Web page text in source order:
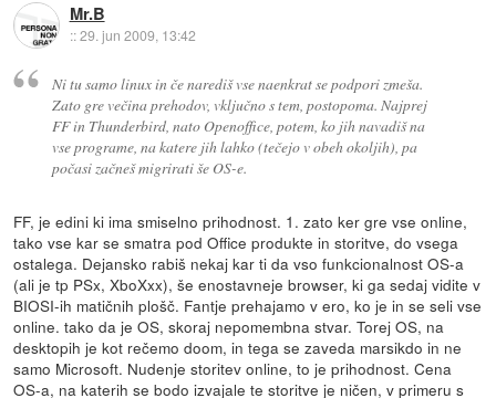
Mr.B
::29. jun 2009, 13:42
Ni tu samo linux in če narediš vse naenkrat se podpori zmeša.
Zato gre večina prehodov, vključno s tem, postopoma. Najprej
FF in Thunderbird, nato Openoffice, potem, ko jih navadiš na
vse programe, na katere jih lahko (tečejo v obeh okoljih), pa
počasi začneš migrirati še OS-e.
FF, je edini ki ima smiselno prihodnost. 1. zato ker gre vse online,
tako vse kar se smatra pod Office produkte in storitve, do vsega
ostalega. Dejansko rabiš nekaj kar ti da vso funkcionalnost OS-a
(ali je tp PSx, XboXxx), še enostavneje browser, ki ga sedaj vidite v
BIOSI-ih matičnih plošč. Fantje prehajamo v ero, ko je in se seli vse
online. tako da je OS, skoraj nepomembna stvar. Torej OS, na
desktopih je kot rečemo doom, in tega se zaveda marsikdo in ne
samo Microsoft. Nudenje storitev online, to je prihodnost. Cena
OS-a, na katerih se bodo izvajale te storitve je ničen, v primeru s